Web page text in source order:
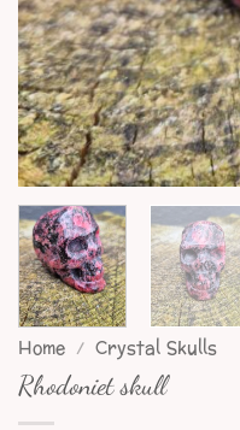
Home / Crystal Skulls
Rhodoniet skull